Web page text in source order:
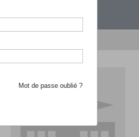
recherche d'école
Mot de passe oublié ?